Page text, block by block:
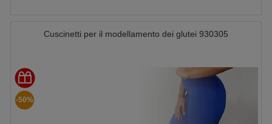
Cuscinetti per il modellamento dei glutei 930305
-50%